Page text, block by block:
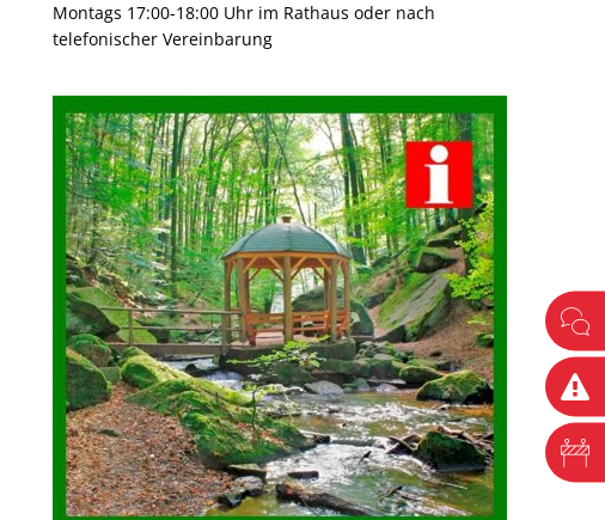
Montags 17:00-18:00 Uhr im Rathaus oder nach
telefonischer Vereinbarung